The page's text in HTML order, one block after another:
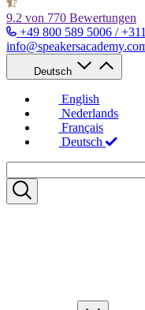
9.2 von 770 Bewertungen
+49 800 589 5006 /
Deutsch
English
Nederlands
Français
Deutsch